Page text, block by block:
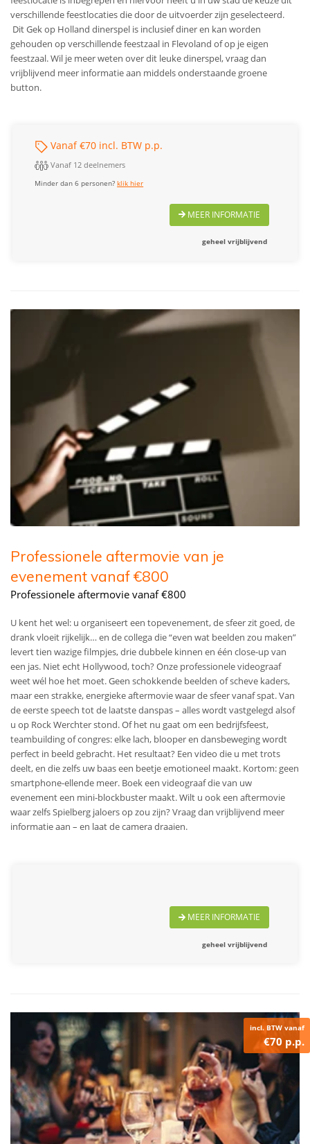
verschillende feestlocaties die door de uitvoerder zijn geselecteerd.
Dit Gek op Holland dinerspel is inclusief diner en kan worden
gehouden op verschillende feestzaal in Flevoland of op je eigen
feestzaal. Wil je meer weten over dit leuke dinerspel, vraag dan
vrijblijvend meer informatie aan middels onderstaande groene
button.
Vanaf €70 incl. BTW p.p.
Vanaf 12 deelnemers
Minder dan 6 personen?klik hier
MEER INFORMATIE
geheel vrijblijvend
Professionele aftermovie van je
evenement vanaf €800
Professionele aftermovie vanaf €800
U kent het wel: u organiseert een top­evenement, de sfeer zit goed, de
drank vloeit rijkelijk… en de collega die “even wat beelden zou maken”
levert tien wazige filmpjes, drie dubbele kinnen en één close-up van
een jas. Niet echt Hollywood, toch? Onze professionele videograaf
weet wél hoe het moet. Geen schokkende beelden of scheve kaders,
maar een strakke, energieke aftermovie waar de sfeer vanaf spat. Van
de eerste speech tot de laatste danspas – alles wordt vastgelegd alsof
u op Rock Werchter stond. Of het nu gaat om een bedrijfsfeest,
teambuilding of congres: elke lach, blooper en dansbeweging wordt
perfect in beeld gebracht. Het resultaat? Een video die u met trots
deelt, en die zelfs uw baas een beetje emotioneel maakt. Kortom: geen
smartphone-ellende meer. Boek een videograaf die van uw
evenement een mini-blockbuster maakt. Wilt u ook een aftermovie
waar zelfs Spielberg jaloers op zou zijn? Vraag dan vrijblijvend meer
informatie aan – en laat de camera draaien.
MEER INFORMATIE
geheel vrijblijvend
incl. BTW vanaf
€70 p.p.